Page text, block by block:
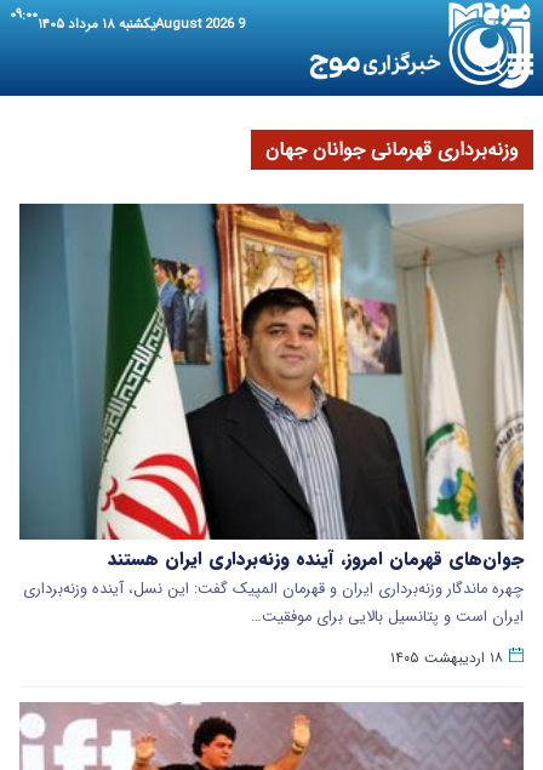
9 August 2026 یکشنبه ۱۸ مرداد ۱۴۰۵ ۰۹:۰۰
وزنه‌برداری قهرمانی جوانان جهان
جوان‌های قهرمان امروز، آینده وزنه‌برداری ایران هستند
چهره ماندگار وزنه‌برداری ایران و قهرمان المپیک گفت: این نسل، آینده وزنه‌برداری
ایران است و پتانسیل بالایی برای موفقیت…
۱۸ اردیبهشت ۱۴۰۵